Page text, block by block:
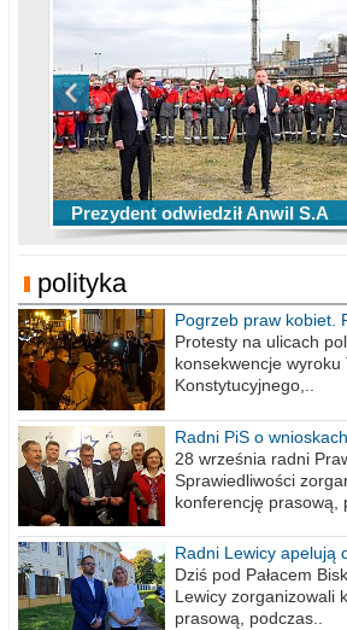
Prezydent odwiedził Anwil S.A
TOP 10 przechwytów Anwilu
w EBL w sezonie 2019/2020
TOP 5 rzutów Anwilu
w sezonie 2019/2020
polityka
Pogrzeb praw kobiet.
biurem poselskim PiS
Protesty na ulicach
konsekwencje wyroku
Konstytucyjnego,..
Radni PiS o
miasta na 2021 rok
28 września radni
Sprawiedliwości
konferencję prasową,
Radni Lewicy apelują
Wiesława Meringa
Dziś pod Pałacem
Lewicy zorganizowali
prasową, podczas..